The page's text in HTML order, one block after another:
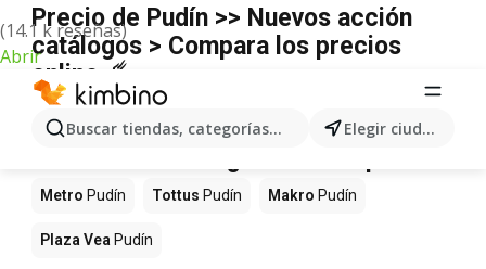
(14.1 k reseñas)
Abrir
Buscar tiendas, categorías, productos... Elegir ciudad
Precio de Pudín >> Nuevos acción
catálogos > Compara los precios
online ☄️
No hemos encontrado resultados para este
término.
Metro Pudín Tottus Pudín Makro Pudín
Plaza Vea Pudín